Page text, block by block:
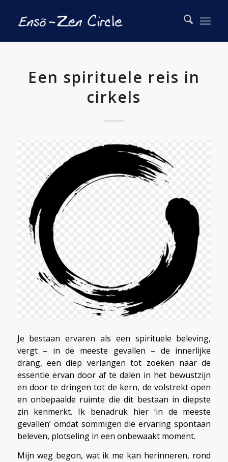
Een spirituele reis in
cirkels
Je bestaan ervaren als een spirituele beleving,
vergt – in de meeste gevallen – de innerlijke
drang, een diep verlangen tot zoeken naar de
essentie ervan door af te dalen in het bewustzijn
en door te dringen tot de kern, de volstrekt open
en onbepaalde ruimte die dit bestaan in diepste
zin kenmerkt. Ik benadruk hier ‘in de meeste
gevallen’ omdat sommigen die ervaring spontaan
beleven, plotseling in een onbewaakt moment.
Mijn weg begon, wat ik me kan herinneren, rond